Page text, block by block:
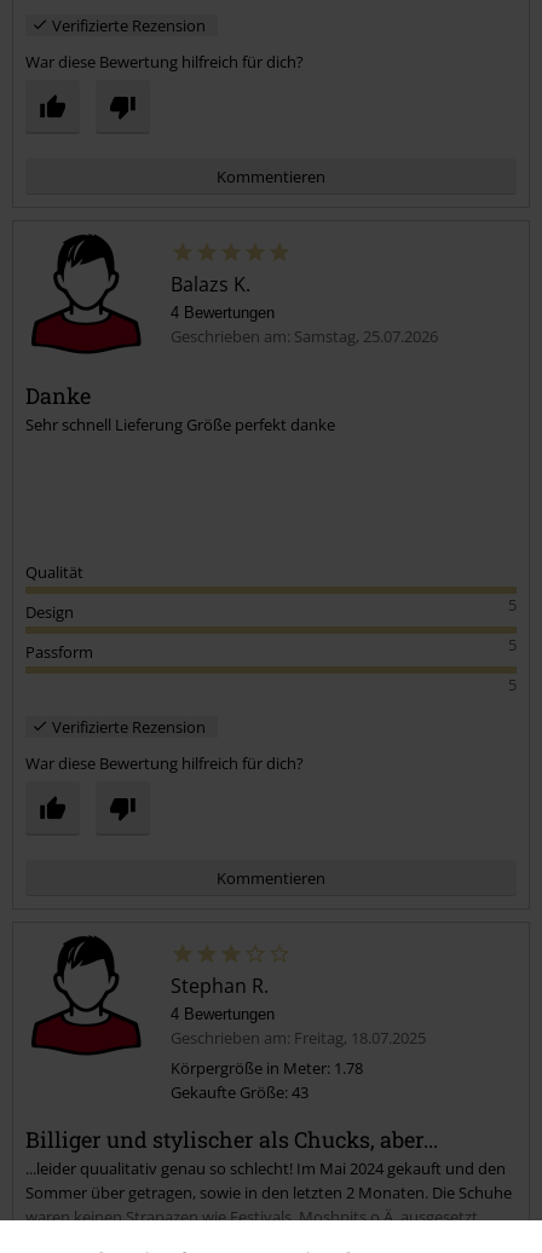
Verifizierte Rezension
War diese Bewertung hilfreich für dich?
Kommentieren
Kommentar jetzt abschicken!
Balazs K.
4 Bewertungen
Geschrieben am: Samstag, 25.07.2026
Danke
Sehr schnell Lieferung Größe perfekt danke
Qualität
5
Design
5
Passform
5
Verifizierte Rezension
War diese Bewertung hilfreich für dich?
Kommentieren
Kommentar jetzt abschicken!
Stephan R.
4 Bewertungen
Geschrieben am: Freitag, 18.07.2025
Körpergröße in Meter: 1.78
Gekaufte Größe: 43
Billiger und stylischer als Chucks, aber...
...leider quualitativ genau so schlecht! Im Mai 2024 gekauft und den
Sommer über getragen, sowie in den letzten 2 Monaten. Die Schuhe
waren keinen Strapazen wie Festivals, Moshpits o.Ä. ausgesetzt,